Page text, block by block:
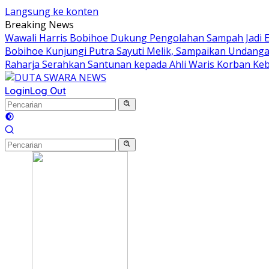
Langsung ke konten
Breaking News
Wawali Harris Bobihoe Dukung Pengolahan Sampah Jadi
Bobihoe Kunjungi Putra Sayuti Melik, Sampaikan
Raharja Serahkan Santunan kepada Ahli Waris Korban
LoginLog Out